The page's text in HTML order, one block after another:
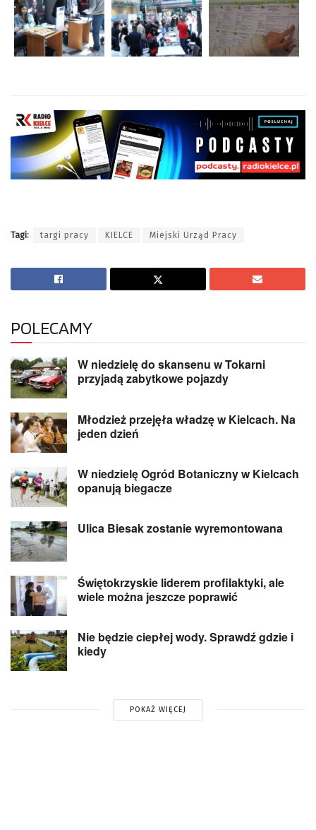
Tagi: targi pracy KIELCE Miejski Urząd Pracy
POLECAMY
W niedzielę do skansenu w Tokarni
przyjadą zabytkowe pojazdy
Młodzież przejęła władzę w Kielcach. Na
jeden dzień
W niedzielę Ogród Botaniczny w Kielcach
opanują biegacze
Ulica Biesak zostanie wyremontowana
Świętokrzyskie liderem profilaktyki, ale
wiele można jeszcze poprawić
Nie będzie ciepłej wody. Sprawdź gdzie i
kiedy
POKAŻ WIĘCEJ